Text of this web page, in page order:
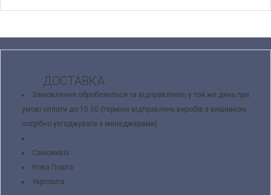
ДОСТАВКА
Замовлення обробляються та відправляють у той же день при
умові оплати до 15.00 (терміни відправлень виробів з вишивкою
потрібно узгоджувати з менеджерами)
Самовивіз
Нова Пошта
Укрпошта